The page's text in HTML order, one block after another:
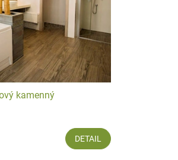
Kameňmá aj výrazové úžitkové
kameňado domu i exteriérov
kamenný
DETAIL